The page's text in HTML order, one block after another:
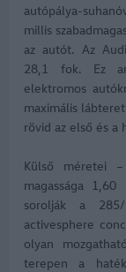
autópálya-
millis
az autót. Az
28,1 fok. Ez
elektromos
maximális
rövid az első és a
Külső méretei
magassága
sorolják a
activesphere
olyan
terepen a